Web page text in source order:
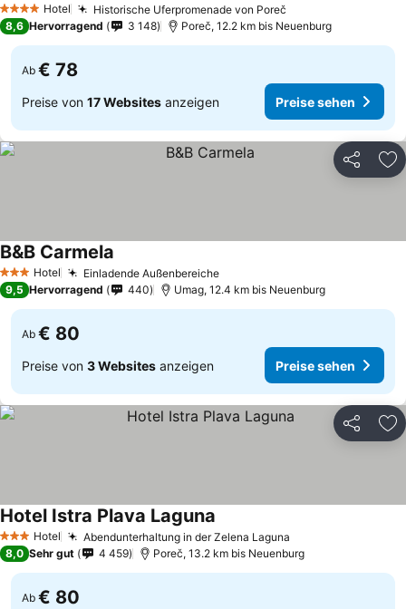
4 Sterne Hotel Historische Uferpromenade von Poreč
8,6 Hervorragend 3 148 Poreč, 12.2 km bis Neuenburg
Ab € 78
Preise von 17 Websites anzeigen Preise sehen
Teilen
3 SterneHotel Einladende Außenbereiche
B&B Carmela
9,5 Hervorragend 440 Umag, 12.4 km bis Neuenburg
Ab € 80
Preise von 3 Websites anzeigen Preise sehen
Teilen
3 SterneHotel Abendunterhaltung in der Zelena Laguna
Hotel Istra Plava Laguna
8,0 Sehr gut 4 459 Poreč, 13.2 km bis Neuenburg
Ab € 80